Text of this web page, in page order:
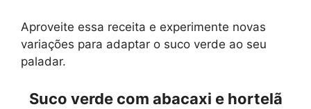
Aproveite essa receita e experimente novas
variações para adaptar o suco verde ao seu
paladar.
Suco verde com abacaxi e hortelã